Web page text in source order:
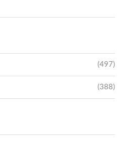
(497)
(388)